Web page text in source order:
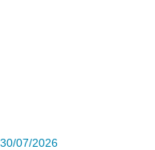
30/07/2026